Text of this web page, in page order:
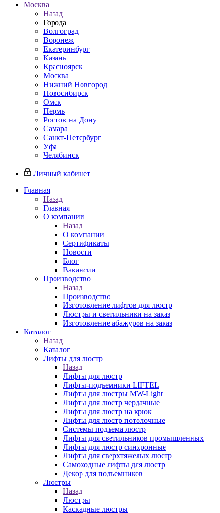
Москва
Назад
Города
Волгоград
Воронеж
Екатеринбург
Казань
Красноярск
Москва
Нижний Новгород
Новосибирск
Омск
Пермь
Ростов-на-Дону
Самара
Санкт-Петербург
Уфа
Челябинск
Личный кабинет
Главная
Назад
Главная
О компании
Назад
О компании
Сертификаты
Новости
Блог
Вакансии
Производство
Назад
Производство
Изготовление лифтов для люстр
Люстры и светильники на заказ
Изготовление абажуров на заказ
Каталог
Назад
Каталог
Лифты для люстр
Назад
Лифты для люстр
Лифты-подъемники LIFTEL
Лифты для люстры MW-Light
Лифты для люстр чердачные
Лифты для люстр на крюк
Лифты для люстр потолочные
Системы подъема люстр
Лифты для светильников промышленных
Лифты для люстр синхронные
Лифты для сверхтяжелых люстр
Самоходные лифты для люстр
Декор для подъемников
Люстры
Назад
Люстры
Каскадные люстры